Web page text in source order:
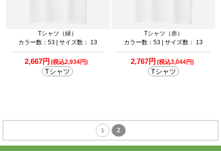
Tシャツ（緑）
カラー数：53 | サイズ数： 13
2,667円 (税込2,934円)
Tシャツ
Tシャツ（赤）
カラー数：53 | サイズ数： 13
2,767円 (税込3,044円)
Tシャツ
1 2